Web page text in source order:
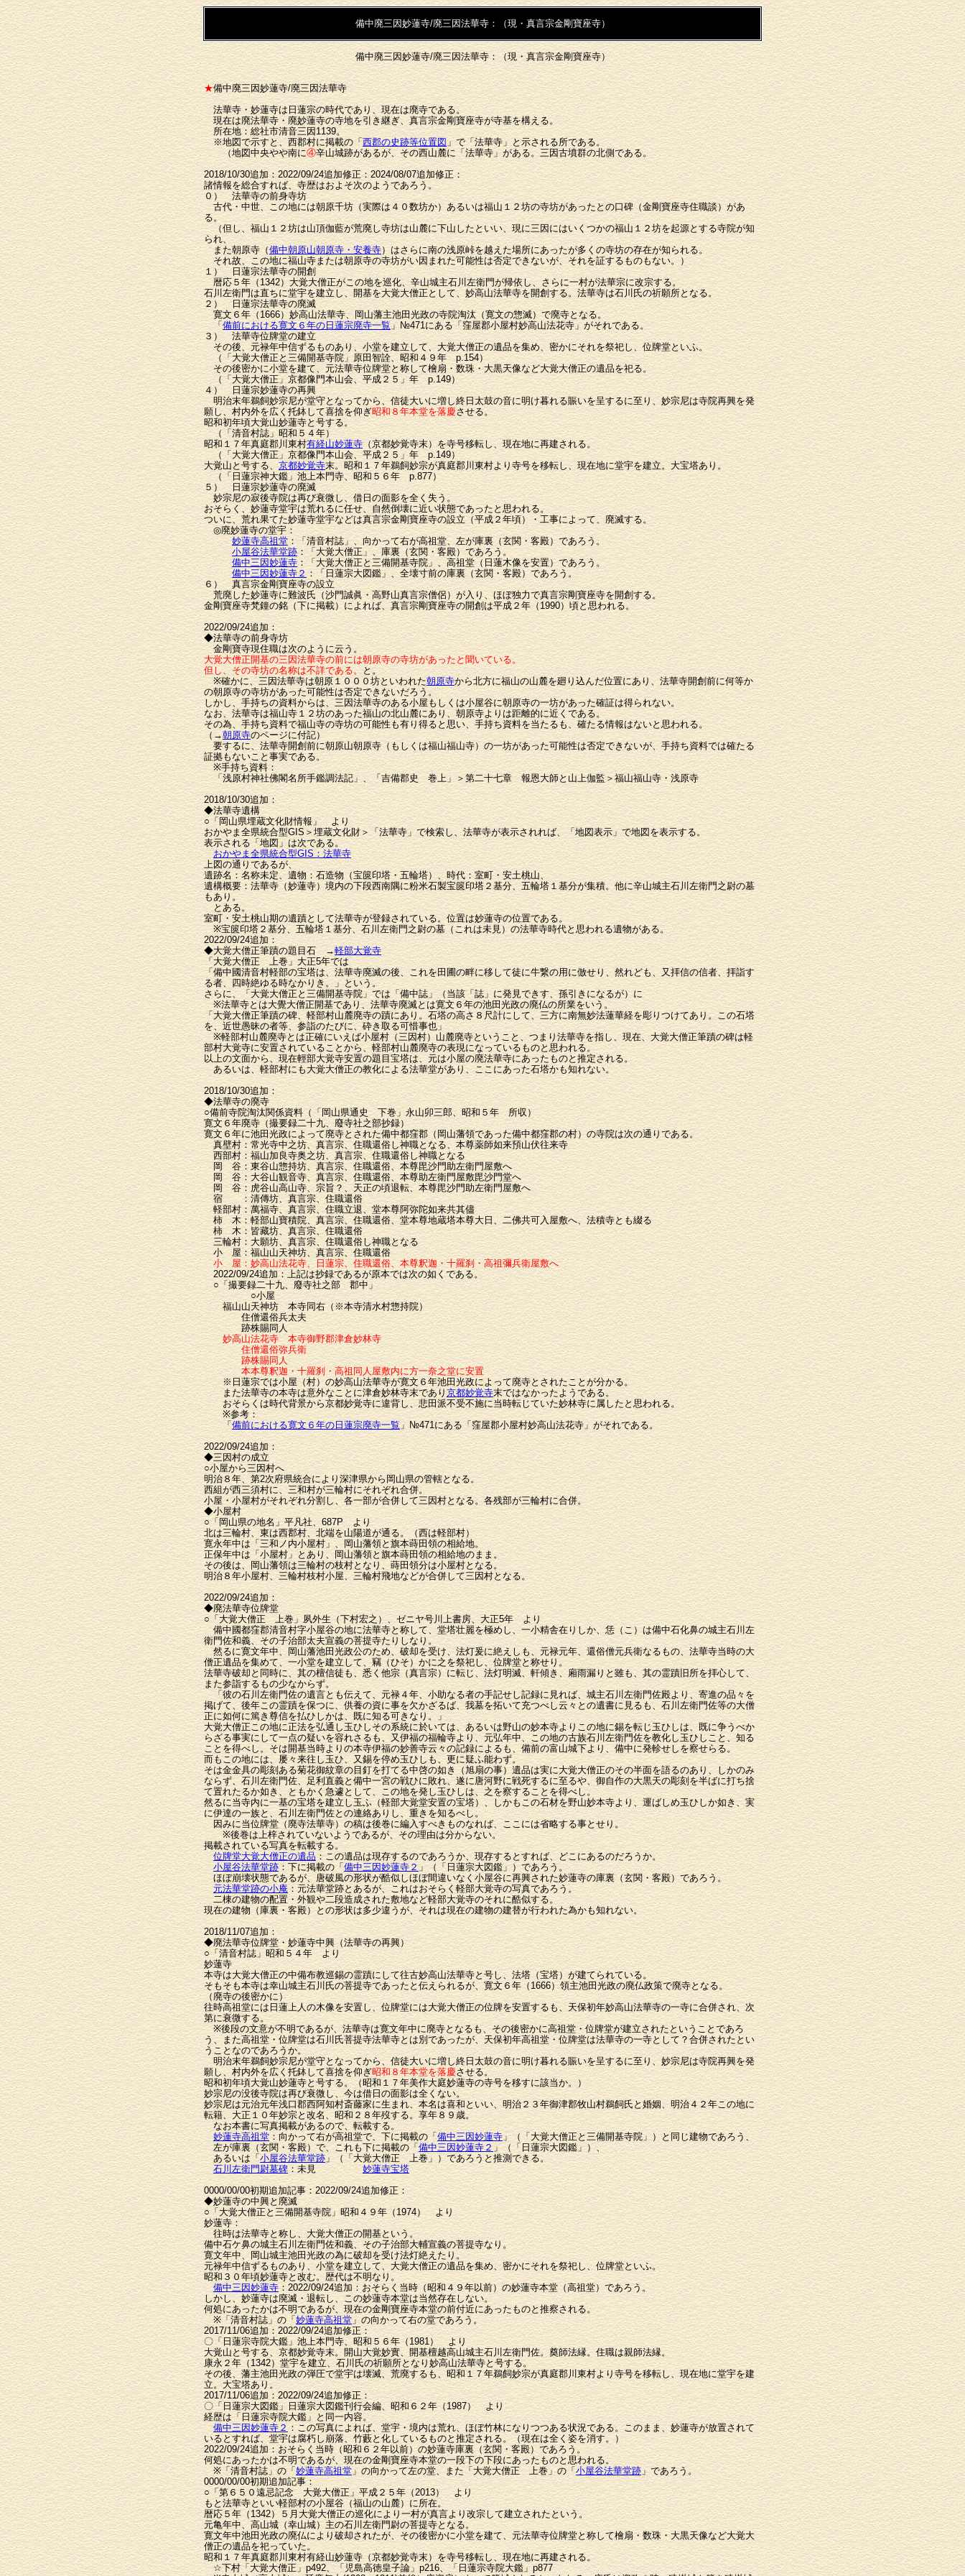
備中廃三因妙蓮寺/廃三因法華寺：（現・真言宗金剛寶座寺）
備中廃三因妙蓮寺/廃三因法華寺：（現・真言宗金剛寶座寺）
★備中廃三因妙蓮寺/廃三因法華寺
法華寺・妙蓮寺は日蓮宗の時代であり、現在は廃寺である。
現在は廃法華寺・廃妙蓮寺の寺地を引き継ぎ、真言宗金剛寶座寺が寺基を構える。
所在地：総社市清音三因1139。
※地図で示すと、西郡村に掲載の「西郡の史跡等位置図」で「法華寺」と示される所である。
（地図中央やや南に④辛山城跡があるが、その西山麓に「法華寺」がある。三因古墳群の北側である。
2018/10/30追加：2022/09/24追加修正：2024/08/07追加修正：
諸情報を総合すれば、寺歴はおよそ次のようであろう。
０） 法華寺の前身寺坊
古代・中世、この地には朝原千坊（実際は４０数坊か）あるいは福山１２坊の寺坊があったとの口碑（金剛寶座寺住職談）があ
る。
（但し、福山１２坊は山頂伽藍が荒廃し寺坊は山麓に下山したといい、現に三因にはいくつかの福山１２坊を起源とする寺院が知
られ、
また朝原寺（備中朝原山朝原寺・安養寺）はさらに南の浅原峠を越えた場所にあったが多くの寺坊の存在が知られる。
それ故、この地に福山寺または朝原寺の寺坊がい因まれた可能性は否定できないが、それを証するものもない。）
１） 日蓮宗法華寺の開創
暦応５年（1342）大覚大僧正がこの地を巡化、辛山城主石川左衛門が帰依し、さらに一村が法華宗に改宗する。
石川左衛門は直ちに堂宇を建立し、開基を大覚大僧正として、妙高山法華寺を開創する。法華寺は石川氏の祈願所となる。
２） 日蓮宗法華寺の廃滅
寛文６年（1666）妙高山法華寺、岡山藩主池田光政の寺院淘汰（寛文の惣滅）で廃寺となる。
「 備前における寛文６年の日蓮宗廃寺一覧」№471にある「窪屋郡小屋村妙高山法花寺」がそれである。
３） 法華寺位牌堂の建立
その後、元禄年中信ずるものあり、小堂を建立して、大覚大僧正の遺品を集め、密かにそれを祭祀し、位牌堂といふ。
（「大覚大僧正と三備開基寺院」原田智詮、昭和４９年 p.154）
その後密かに小堂を建て、元法華寺位牌堂と称して檜扇・数珠・大黒天像など大覚大僧正の遺品を祀る。
（「大覚大僧正」京都像門本山会、平成２５」年 p.149）
４） 日蓮宗妙蓮寺の再興
明治末年鵜飼妙宗尼が堂守となってから、信徒大いに増し終日太鼓の音に明け暮れる賑いを呈するに至り、妙宗尼は寺院再興を発
願し、村内外を広く托鉢して喜捨を仰ぎ昭和８年本堂を落慶させる。
昭和初年頃大覚山妙蓮寺と号する。
（「清音村誌」昭和５４年）
昭和１７年真庭郡川東村有経山妙蓮寺（京都妙覚寺末）を寺号移転し、現在地に再建される。
（「大覚大僧正」京都像門本山会、平成２５」年 p.149）
大覚山と号する、京都妙覚寺末。昭和１７年鵜飼妙宗が真庭郡川東村より寺号を移転し、現在地に堂宇を建立。大宝塔あり。
（「日蓮宗神大鑑」池上本門寺、昭和５６年 p.877）
５） 日蓮宗妙蓮寺の廃滅
妙宗尼の寂後寺院は再び衰微し、借日の面影を全く失う。
おそらく、妙蓮寺堂宇は荒れるに任せ、自然倒壊に近い状態であったと思われる。
ついに、荒れ果てた妙蓮寺堂宇などは真言宗金剛寶座寺の設立（平成２年頃）・工事によって、廃滅する。
◎廃妙蓮寺の堂宇：
妙蓮寺高祖堂 ：「清音村誌」、向かって右が高祖堂、左が庫裏（玄関・客殿）であろう。
小屋谷法華堂跡：「大覚大僧正」、庫裏（玄関・客殿）であろう。
備中三因妙蓮寺：「大覚大僧正と三備開基寺院」、高祖堂（日蓮木像を安置）であろう。
備中三因妙蓮寺２：「日蓮宗大図鑑」、全壊寸前の庫裏（玄関・客殿）であろう。
６） 真言宗金剛寶座寺の設立
荒廃した妙蓮寺に難波氏（沙門誠眞・高野山真言宗僧侶）が入り、ほぼ独力で真言宗剛寶座寺を開創する。
金剛寶座寺梵鐘の銘（下に掲載）によれば、真言宗剛寶座寺の開創は平成２年（1990）頃と思われる。
2022/09/24追加：
◆法華寺の前身寺坊
金剛寶寺現住職は次のように云う。
大覚大僧正開基の三因法華寺の前には朝原寺の寺坊があったと聞いている。
但し、その寺坊の名称は不詳である。と。
※確かに、三因法華寺は朝原１０００坊といわれた朝原寺から北方に福山の山麓を廻り込んだ位置にあり、法華寺開創前に何等か
の朝原寺の寺坊があった可能性は否定できないだろう。
しかし、手持ちの資料からは、三因法華寺のある小屋もしくは小屋谷に朝原寺の一坊があった確証は得られない。
なお、法華寺は福山寺１２坊のあった福山の北山麓にあり、朝原寺よりは距離的に近くである。
その為、手持ち資料で福山寺の寺坊の可能性も有り得ると思い、手持ち資料を当たるも、確たる情報はないと思われる。
（→朝原寺のページに付記）
要するに、法華寺開創前に朝原山朝原寺（もしくは福山福山寺）の一坊があった可能性は否定できないが、手持ち資料では確たる
証拠もないこと事実である。
※手持ち資料：
「浅原村神社佛閣名所手鑑調法記」、「吉備郡史 巻上」＞第二十七章 報恩大師と山上伽監＞福山福山寺・浅原寺
2018/10/30追加：
◆法華寺遺構
○「岡山県埋蔵文化財情報」 より
おかやま全県統合型GIS＞埋蔵文化財＞「法華寺」で検索し、法華寺が表示されれば、「地図表示」で地図を表示する。
表示される「地図」は次である。
おかやま全県統合型GIS：法華寺
上図の通りであるが、
遺跡名：名称未定、遺物：石造物（宝篋印塔・五輪塔）、時代：室町・安土桃山、
遺構概要：法華寺（妙蓮寺）境内の下段西南隅に粉米石製宝篋印塔２基分、五輪塔１基分が集積。他に辛山城主石川左衛門之尉の墓
もあり。
とある。
室町・安土桃山期の遺蹟として法華寺が登録されている。位置は妙蓮寺の位置である。
※宝篋印塔２基分、五輪塔１基分、石川左衛門之尉の墓（これは未見）の法華寺時代と思われる遺物がある。
2022/09/24追加：
◆大覚大僧正筆蹟の題目石 →軽部大覚寺
「大覚大僧正 上巻」大正5年では
「備中國清音村軽部の宝塔は、法華寺廃滅の後、これを田圃の畔に移して徒に牛繋の用に倣せり、然れども、又拝信の信者、拝詣す
る者、四時絶ゆる時なかりき。」という。
さらに、「大覚大僧正と三備開基寺院」では「備中誌」（当該「誌」に発見できす、孫引きになるが）に
※法華寺とは大覺大僧正開基であり、法華寺廃滅とは寛文６年の池田光政の廃仏の所業をいう。
「大覚大僧正筆蹟の碑、軽部村山麓廃寺の蹟にあり。石塔の高さ８尺計にして、三方に南無妙法蓮華経を彫りつけてあり。この石塔
を、近世愚昧の者等、参詣のたびに、砕き取る可惜事也」
※軽部村山麓廃寺とは正確にいえば小屋村（三因村）山麓廃寺ということ、つまり法華寺を指し、現在、大覚大僧正筆蹟の碑は軽
部村大覚寺に安置されていることから、軽部村山麓廃寺の表現になっているものと思われる。
以上の文面から、現在輕部大覚寺安置の題目宝塔は、元は小屋の廃法華寺にあったものと推定される。
あるいは、軽部村にも大覚大僧正の教化による法華堂があり、ここにあった石塔かも知れない。
2018/10/30追加：
◆法華寺の廃寺
○備前寺院淘汰関係資料（「岡山県通史 下巻」永山卯三郎、昭和５年 所収）
寛文６年廃寺（撮要録二十九、廢寺社之部抄録）
寛文６年に池田光政によって廃寺とされた備中都窪郡（岡山藩領であった備中都窪郡の村）の寺院は次の通りである。
真壁村：常光寺中之坊、真言宗、住職還俗し神職となる、本尊薬師如来預山伏往来寺
西部村：福山加良寺奥之坊、真言宗、住職還俗し神職となる
岡 谷：東谷山惣持坊、真言宗、住職還俗、本尊毘沙門助左衛門屋敷へ
岡 谷：大谷山観音寺、真言宗、住職還俗、本尊助左衛門屋敷毘沙門堂へ
岡 谷：虎谷山高山寺、宗旨？、天正の頃退転、本尊毘沙門助左衛門屋敷へ
宿 ：清傳坊、真言宗、住職還俗
軽部村：萬福寺、真言宗、住職立退、堂本尊阿弥陀如来共其儘
柿 木：軽部山寶積院、真言宗、住職還俗、堂本尊地蔵塔本尊大日、二佛共可入屋敷へ、法積寺とも綴る
柿 木：皆藏坊、真言宗、住職還俗
三輪村：大願坊、真言宗、住職還俗し神職となる
小 屋：福山山天神坊、真言宗、住職還俗
小 屋：妙高山法花寺、日蓮宗、住職還俗、本尊釈迦・十羅刹・高祖彌兵衛屋敷へ
2022/09/24追加：上記は抄録であるが原本では次の如くである。
○「撮要録二十九、廢寺社之部 郡中」
○小屋
福山山天神坊 本寺同右（※本寺清水村惣持院）
住僧還俗兵太夫
跡株賜同人
妙高山法花寺 本寺御野郡津倉妙林寺
住僧還俗弥兵衛
跡株賜同人
本本尊釈迦・十羅刹・高祖同人屋敷内に方一奈之堂に安置
※日蓮宗では小屋（村）の妙高山法華寺が寛文６年池田光政によって廃寺とされたことが分かる。
また法華寺の本寺は意外なことに津倉妙林寺末であり京都妙覚寺末ではなかったようである。
おそらくは時代背景から京都妙覚寺に違背し、悲田派不受不施に当時転じていた妙林寺に属したと思われる。
※参考：
「備前における寛文６年の日蓮宗廃寺一覧 」№471にある「窪屋郡小屋村妙高山法花寺」がそれである。
2022/09/24追加：
◆三因村の成立
○小屋から三因村へ
明治８年、第2次府県統合により深津県から岡山県の管轄となる。
西組が西三須村に、三和村が三輪村にそれぞれ合併。
小屋・小屋村がそれぞれ分割し、各一部が合併して三因村となる。各残部が三輪村に合併。
◆小屋村
○「岡山県の地名」平凡社、687P より
北は三輪村、東は西郡村、北端を山陽道が通る。（西は軽部村）
寛永年中は「三和ノ内小屋村」、岡山藩領と旗本蒔田領の相給地。
正保年中は「小屋村」とあり、岡山藩領と旗本蒔田領の相給地のまま。
その後は、岡山藩領は三輪村の枝村となり、蒔田領分は小屋村となる。
明治８年小屋村、三輪村枝村小屋、三輪村飛地などが合併して三因村となる。
2022/09/24追加：
◆廃法華寺位牌堂
○「大覚大僧正 上巻」夙外生（下村宏之）、ゼニヤ号川上書房、大正5年 より
備中國都窪郡清音村字小屋谷の地に法華寺と称して、堂塔壮麗を極めし、一小精舎在りしか、恁（こ）は備中石化鼻の城主石川左
衛門佐和義、その子治部太夫宣義の菩提寺たりしなり。
然るに寛文年中、岡山藩池田光政公のため、破却を受け、法灯爰に絶えしも、元禄元年、還俗僧元兵衛なるもの、法華寺当時の大
僧正遺品を集めて、一小堂を建立して、竊（ひそ）かに之を祭祀し、位牌堂と称せり。
法華寺破却と同時に、其の檀信徒も、悉く他宗（真言宗）に転じ、法灯明滅、軒傾き、廂雨漏りと雖も、其の霊蹟旧所を拝心して、
また参詣するもの少なからず。
「彼の石川左衛門佐の遺言とも伝えて、元禄４年、小助なる者の手記せし記録に見れば、城主石川左衛門佐殿より、寄進の品々を
掲げて、後年この霊蹟を保つに、供養の資に事を欠かざるば、我墓を拓いて充つべし云々との遺書に見るも、石川左衛門佐等の大僧
正に如何に篤き尊信を払ひしかは、既に知る可きなり。」
大覚大僧正この地に正法を弘通し玉ひしその系統に於いては、あるいは野山の妙本寺よりこの地に錫を転じ玉ひしは、既に争うべか
らざる事実にして一点の疑いを容れさるも、又伊福の福輪寺より、元弘年中、この地の古族石川左衛門佐を教化し玉ひしこと、知る
ことを得べし。そは開基当時よりの本寺伊福の妙善寺云々の記録によるも、備前の富山城下より、備中に発軫せしを察せらる。
而もこの地には、屡々来往し玉ひ、又錫を停め玉ひしも、更に疑ふ能わず。
そは金金具の彫刻ある菊花御紋章の目釘を打てる中啓の如き（旭扇の事）遺品は実に大覚大僧正のその半面を語るのあり、しかのみ
ならず、石川左衛門佐、足利直義と備中一宮の戦ひに敗れ、遂に唐河野に戦死するに至るや、御自作の大黒天の彫刻を半ばに打ち捨
て置れたるか如き、ともかく急遽として、この地を発し玉ひしは、之を察することを得べし。
然るに当寺内に一基の宝塔を建立し玉ふ（軽部大覚堂安置の宝塔）、しかもこの石材を野山妙本寺より、運ばしめ玉ひしか如き、実
に伊達の一族と、石川左衛門佐との連絡ありし、重きを知るべし。
因みに当位牌堂（廃寺法華寺）の稿は後巻に編入すべきものなれば、ここには省略する事とせり。
※後巻は上梓されていないようであるが、その理由は分からない。
掲載されている写真を転載する。
位牌堂大覚大僧正の遺品 ：この遺品は現存するのであろうか、現存するとすれば、どこにあるのだろうか。
小屋谷法華堂跡：下に掲載の「備中三因妙蓮寺２」（「日蓮宗大図鑑」）であろう。
ほぼ崩壊状態であるが、唐破風の形状が酷似しほぼ間違いなく小屋谷に再興された妙蓮寺の庫裏（玄関・客殿）であろう。
元法華堂跡の小庵：元法華堂跡とあるが、これはおそらく軽部大覚寺の写真であろう。
二棟の建物の配置・外観や二段造成された敷地など軽部大覚寺のそれに酷似する。
現在の建物（庫裏・客殿）との形状は多少違うが、それは現在の建物の建替が行われた為かも知れない。
2018/11/07追加：
◆廃法華寺位牌堂・妙蓮寺中興（法華寺の再興）
○「清音村誌」昭和５４年 より
妙蓮寺
本寺は大覚大僧正の中備布教巡錫の霊蹟にして往古妙高山法華寺と号し、法塔（宝塔）が建てられている。
そもそも本寺は幸山城主石川氏の菩提寺であったと伝えられるが、寛文６年（1666）領主池田光政の廃仏政策で廃寺となる。
（廃寺の後密かに）
往時高祖堂には日蓮上人の木像を安置し、位牌堂には大覚大僧正の位牌を安置するも、天保初年妙高山法華寺の一寺に合併され、次
第に衰微する。
※後段の文意が不明であるが、法華寺は寛文年中に廃寺となるも、その後密かに高祖堂・位牌堂が建立されたということであろ
う、また高祖堂・位牌堂は石川氏菩提寺法華寺とは別であったが、天保初年高祖堂・位牌堂は法華寺の一寺として？合併されたとい
うことなのであろうか。
明治末年鵜飼妙宗尼が堂守となってから、信徒大いに増し終日太鼓の音に明け暮れる賑いを呈するに至り、妙宗尼は寺院再興を発
願し、村内外を広く托鉢して喜捨を仰ぎ昭和８年本堂を落慶させる。
昭和初年頃大覚山妙蓮寺と号する。（昭和１７年美作大庭妙蓮寺の寺号を移すに該当か。）
妙宗尼の没後寺院は再び衰微し、今は借日の面影は全くない。
妙宗尼は元治元年浅口郡西阿知村斎藤家に生まれ、本名は喜和といい、明治２３年御津郡牧山村鵜飼氏と婚姻、明治４２年この地に
転籍、大正１０年妙宗と改名、昭和２８年歿する。享年８９歳。
なお本書に写真掲載があるので、転載する。
妙蓮寺高祖堂 ：向かって右が高祖堂で、下に掲載の「備中三因妙蓮寺」（「大覚大僧正と三備開基寺院」）と同じ建物であろう、
左が庫裏（玄関・客殿）で、これも下に掲載の「備中三因妙蓮寺２」（「日蓮宗大図鑑」）、
あるいは「小屋谷法華堂跡」（「大覚大僧正 上巻」）であろうと推測できる。
石川左衛門尉墓碑 ：未見妙蓮寺宝塔
0000/00/00初期追加記事：2022/09/24追加修正：
◆妙蓮寺の中興と廃滅
○「大覚大僧正と三備開基寺院」昭和４９年（1974） より
妙蓮寺：
往時は法華寺と称し、大覚大僧正の開基という。
備中石ケ鼻の城主石川左衛門佐和義、その子治部大輔宣義の菩提寺なり。
寛文年中、岡山城主池田光政の為に破却を受け法灯絶えたり。
元禄年中信ずるものあり、小堂を建立して、大覚大僧正の遺品を集め、密かにそれを祭祀し、位牌堂といふ。
昭和３０年頃妙蓮寺と改む。歴代は不明なり。
備中三因妙蓮寺：2022/09/24追加：おそらく当時（昭和４９年以前）の妙蓮寺本堂（高祖堂）であろう。
しかし、妙蓮寺は廃滅・退転し、この妙蓮寺本堂は当然存在しない。
何処にあったかは不明であるが、現在の金剛寶座寺本堂の前付近にあったものと推察される。
※「清音村誌」の「 妙蓮寺高祖堂 」の向かって右の堂であろう。
2017/11/06追加：2022/09/24追加修正：
〇「日蓮宗寺院大鑑」池上本門寺、昭和５６年（1981） より
大覚山と号する、京都妙覚寺末。開山大覚妙實、開基檀越高山城主石川左衛門佐。奠師法縁。住職は親師法縁。
康永２年（1342）堂宇を建立、石川氏の祈願所となり妙高山法華寺と号する。
その後、藩主池田光政の弾圧で堂宇は壊滅、荒廃するも、昭和１７年鵜飼妙宗が真庭郡川東村より寺号を移転し、現在地に堂宇を建
立。大宝塔あり。
2017/11/06追加：2022/09/24追加修正：
〇「日蓮宗大図鑑」日蓮宗大図鑑刊行会編、昭和６２年（1987） より
経歴は「日蓮宗寺院大鑑」と同一内容。
備中三因妙蓮寺２：この写真によれば、堂宇・境内は荒れ、ほぼ竹林になりつつある状況である。このまま、妙蓮寺が放置されて
いるとすれば、堂宇は腐朽し崩落、竹藪と化しているものと推定される。（現在は全く姿を消す。）
2022/09/24追加：おそらく当時（昭和６２年以前）の妙蓮寺庫裏（玄関・客殿）であろう。
何処にあったかは不明であるが、現在の金剛寶座寺本堂の一段下の下段にあったものと思われる。
※「清音村誌」の「 妙蓮寺高祖堂」の向かって左の堂、また「大覚大僧正 上巻」の「小屋谷法華堂跡」であろう。
0000/00/00初期追加記事：
○「第６５０遠忌記念 大覚大僧正」平成２５年（2013） より
もと法華寺といい軽部村の小屋谷（福山の山麓）に所在。
暦応５年（1342）５月大覚大僧正の巡化により一村が真言より改宗して建立されたという。
元亀年中、高山城（幸山城）主の石川左衛門尉の菩提寺となる。
寛文年中池田光政の廃仏により破却されたが、その後密かに小堂を建て、元法華寺位牌堂と称して檜扇・数珠・大黒天像など大覚大
僧正の遺品を祀っていた。
昭和１７年真庭郡川東村有経山妙蓮寺（京都妙覚寺末）を寺号移転し、現在地に再建される。
☆下村「大覚大僧正」p492、「児島高徳皇子論」p216、「日蓮宗寺院大鑑」p877